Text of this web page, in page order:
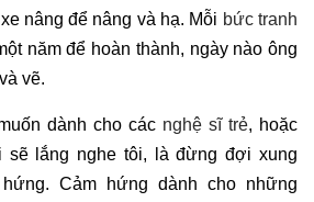
nâng để nâng và hạ. Mỗi bức tranh
năm để hoàn thành, ngày nào ông
vẽ.
dành cho các nghệ sĩ trẻ, hoặc
lắng nghe tôi, là đừng đợi xung
Cảm hứng dành cho những